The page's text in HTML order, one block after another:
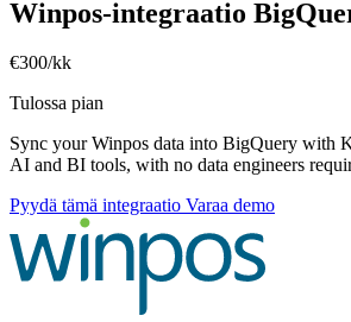
Winpos-integraatio
€300/kk
Tulossa pian
Sync your Winpos data into BigQuery with
AI and BI tools, with no data engineers
Pyydä tämä integraatio Varaa demo